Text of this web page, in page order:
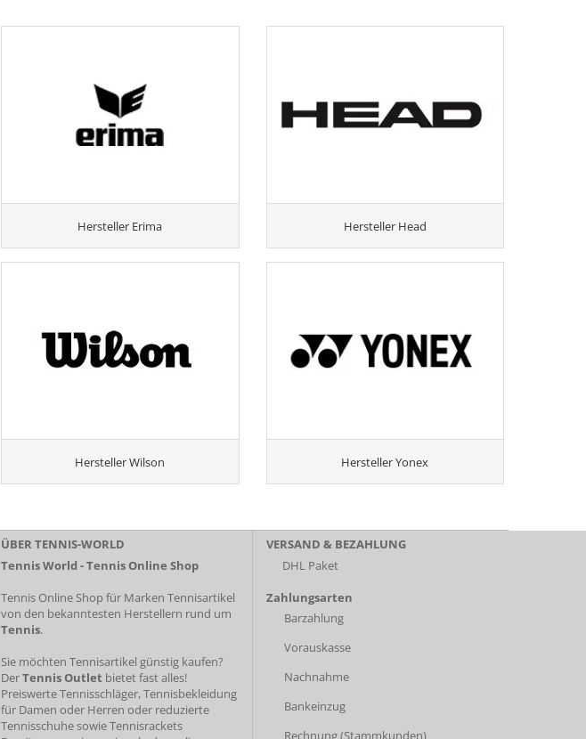
Hersteller Erima Hersteller Head
Hersteller Wilson Hersteller Yonex
ÜBER TENNIS-WORLD
Tennis World - Tennis Online Shop
Tennis Online Shop für Marken Tennisartikel
von den bekanntesten Herstellern rund um
Tennis.
Sie möchten Tennisartikel günstig kaufen?
DerTennis Outlet bietet fast alles!
Preiswerte Tennisschläger, Tennisbekleidung
für Damen oder Herren oder reduzierte
TennisschuhesowieTennisrackets
VERSAND & BEZAHLUNG
DHL Paket
Zahlungsarten
Barzahlung
Vorauskasse
Nachnahme
Bankeinzug
Rechnung (Stammkunden)